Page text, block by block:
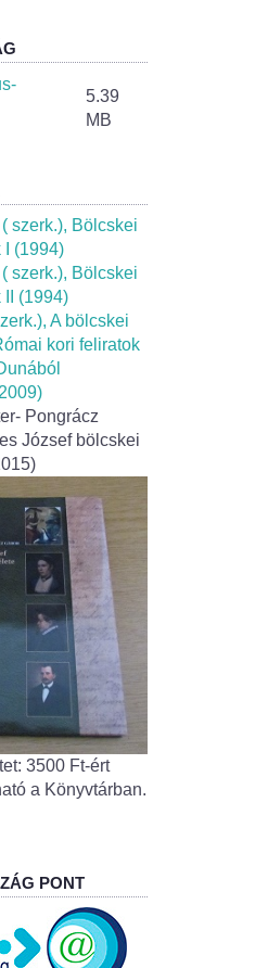
5.39
MB
szerk.), Bölcskei
I (1994)
szerk.), Bölcskei
II (1994)
A bölcskei
kori feliratok
Pongrácz
József bölcskei
3500 Ft-ért
a Könyvtárban.
PONT